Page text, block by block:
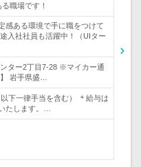
職場です！
感ある環境で手に職をつけて
入社社員も活躍中！（UIター
ター2丁目7-28 ※マイカー通
岩手県盛…
下一律手当を含む） ＊給与は
たします。…